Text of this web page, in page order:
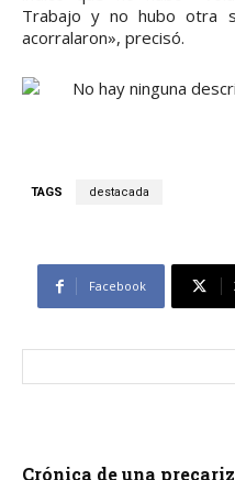
Trabajo y no hubo otra
acorralaron», precisó.
TAGS destacada
Facebook
Crónica de una